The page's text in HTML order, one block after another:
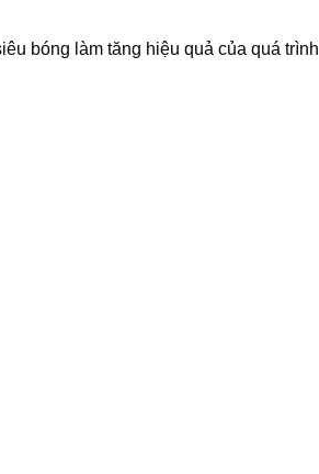
bóng làm tăng hiệu quả của quá trình